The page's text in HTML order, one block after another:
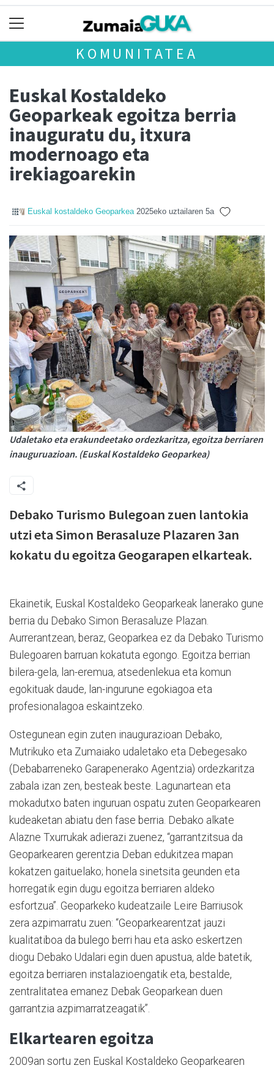
KOMUNITATEA
Euskal Kostaldeko
Geoparkeak egoitza berria
inauguratu du, itxura
modernoago eta
irekiagoarekin
Euskal kostaldeko Geoparkea 2025eko uztailaren 5a
Udaletako eta erakundeetako ordezkaritza, egoitza berriaren
inauguruazioan. (Euskal Kostaldeko Geoparkea)
Debako Turismo Bulegoan zuen lantokia
utzi eta Simon Berasaluze Plazaren 3an
kokatu du egoitza Geogarapen elkarteak.
Ekainetik, Euskal Kostaldeko Geoparkeak lanerako gune
berria du Debako Simon Berasaluze Plazan.
Aurrerantzean, beraz, Geoparkea ez da Debako Turismo
Bulegoaren barruan kokatuta egongo. Egoitza berrian
bilera-gela, lan-eremua, atsedenlekua eta komun
egokituak daude, lan-ingurune egokiagoa eta
profesionalagoa eskaintzeko.
Ostegunean egin zuten inaugurazioan Debako,
Mutrikuko eta Zumaiako udaletako eta Debegesako
(Debabarreneko Garapenerako Agentzia) ordezkaritza
zabala izan zen, besteak beste. Lagunartean eta
mokadutxo baten inguruan ospatu zuten Geoparkearen
kudeaketan abiatu den fase berria. Debako alkate
Alazne Txurrukak adierazi zuenez, “garrantzitsua da
Geoparkearen gerentzia Deban edukitzea mapan
kokatzen gaituelako; honela sinetsita geunden eta
horregatik egin dugu egoitza berriaren aldeko
esfortzua”. Geoparkeko kudeatzaile Leire Barriusok
zera azpimarratu zuen: “Geoparkearentzat jauzi
kualitatiboa da bulego berri hau eta asko eskertzen
diogu Debako Udalari egin duen apustua, alde batetik,
egoitza berriaren instalazioengatik eta, bestalde,
zentralitatea emanez Debak Geoparkean duen
garrantzia azpimarratzeagatik”.
Elkartearen egoitza
2009an sortu zen Euskal Kostaldeko Geoparkearen